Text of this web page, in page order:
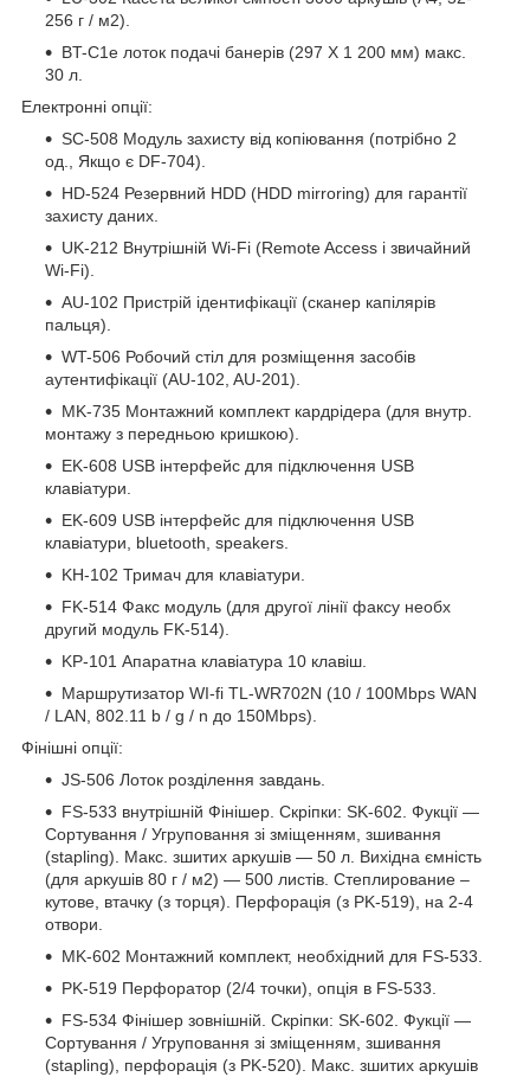
256 г / м2).
BT-C1e лоток подачі банерів (297 Х 1 200 мм) макс.
30 л.
Електронні опції:
SC-508 Модуль захисту від копіювання (потрібно 2
од., Якщо є DF-704).
HD-524 Резервний HDD (HDD mirroring) для гарантії
захисту даних.
UK-212 Внутрішній Wi-Fi (Remote Access і звичайний
Wi-Fi).
AU-102 Пристрій ідентифікації (сканер капілярів
пальця).
WT-506 Робочий стіл для розміщення засобів
аутентифікації (AU-102, AU-201).
MK-735 Монтажний комплект кардрідера (для внутр.
монтажу з передньою кришкою).
EK-608 USB інтерфейс для підключення USB
клавіатури.
EK-609 USB інтерфейс для підключення USB
клавіатури, bluetooth, speakers.
KH-102 Тримач для клавіатури.
FK-514 Факс модуль (для другої лінії факсу необх
другий модуль FK-514).
KP-101 Апаратна клавіатура 10 клавіш.
Маршрутизатор WI-fi TL-WR702N (10 / 100Mbps WAN
/ LAN, 802.11 b / g / n до 150Mbps).
Фінішні опції:
JS-506 Лоток розділення завдань.
FS-533 внутрішній Фінішер. Скріпки: SK-602. Фукції ―
Сортування / Угруповання зі зміщенням, зшивання
(stapling). Макс. зшитих аркушів ― 50 л. Вихідна ємність
(для аркушів 80 г / м2) ― 500 листів. Степлирование –
кутове, втачку (з торця). Перфорація (з PK-519), на 2-4
отвори.
MK-602 Монтажний комплект, необхідний для FS-533.
PK-519 Перфоратор (2/4 точки), опція в FS-533.
FS-534 Фінішер зовнішній. Скріпки: SK-602. Фукції ―
Сортування / Угруповання зі зміщенням, зшивання
(stapling), перфорація (з PK-520). Макс. зшитих аркушів